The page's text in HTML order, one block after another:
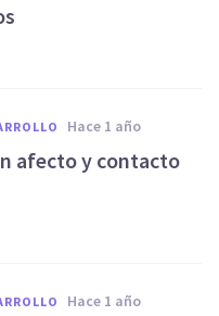
hace 1 año
afecto y contacto
hace 1 año